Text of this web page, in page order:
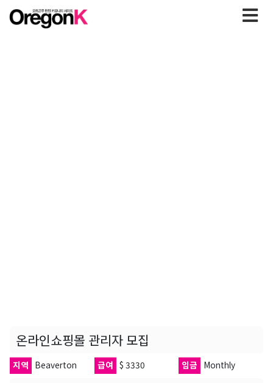
온라인쇼핑몰 관리자 모집
지역 Beaverton 급여 $ 3330 임금 Monthly